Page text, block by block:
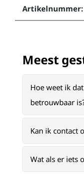
Artikelnummer:
Meest
Hoe weet ik
betrouwbaar
Kan ik contact
Wat als er iets